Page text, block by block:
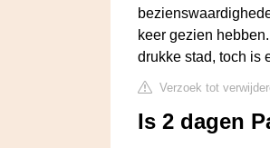
keer gezien
drukke stad, toch is
Verzoek tot
Is 2 dagen